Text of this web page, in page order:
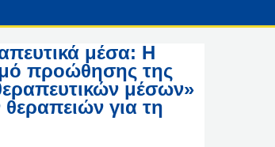
μέσα: Η
προώθησης της
μέσων»
θεραπειών για τη